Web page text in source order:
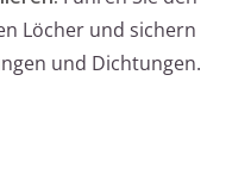
Löcher und sichern
und Dichtungen.